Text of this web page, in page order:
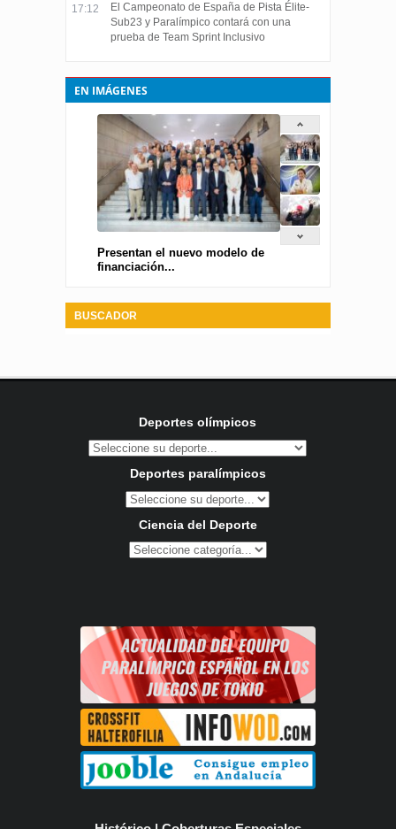
17:12
El Campeonato de España de Pista Élite-
Sub23 y Paralímpico contará con una
prueba de Team Sprint Inclusivo
EN IMÁGENES
Presentan el nuevo modelo de
financiación...
BUSCADOR
Deportes olímpicos
Deportes paralímpicos
Ciencia del Deporte